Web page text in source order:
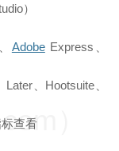
）
AdobeExpress、
、Hootsuite、
查看 ）